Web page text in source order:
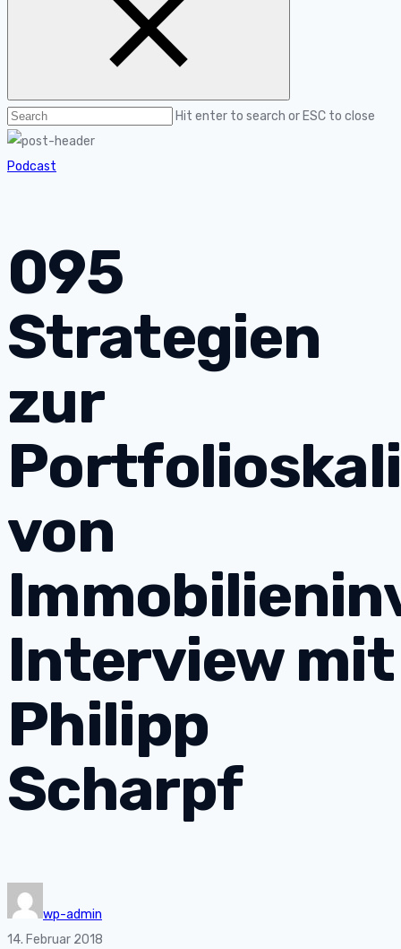
Hit enter to search or ESC to close
Podcast
095
Strategien
zur
von
Interview mit
Philipp
Scharpf
wp-admin
14. Februar 2018